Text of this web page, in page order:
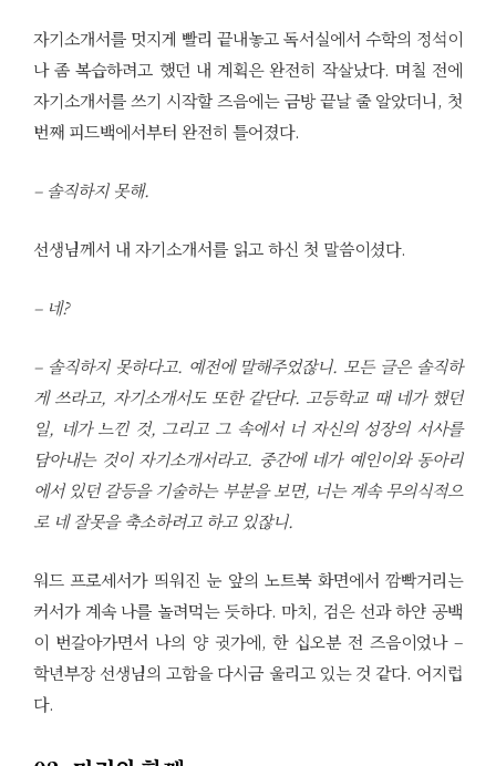
자기소개서를 멋지게 빨리 끝내놓고 독서실에서 수학의 정석이
나 좀 복습하려고 했던 내 계획은 완전히 작살났다. 며칠 전에
자기소개서를 쓰기 시작할 즈음에는 금방 끝날 줄 알았더니, 첫
번째 피드백에서부터 완전히 틀어졌다.
– 솔직하지 못해.
선생님께서 내 자기소개서를 읽고 하신 첫 말씀이셨다.
– 네?
– 솔직하지 못하다고. 예전에 말해주었잖니. 모든 글은 솔직하
게 쓰라고, 자기소개서도 또한 같단다. 고등학교 때 네가 했던
일, 네가 느낀 것, 그리고 그 속에서 너 자신의 성장의 서사를
담아내는 것이 자기소개서라고. 중간에 네가 예인이와 동아리
에서 있던 갈등을 기술하는 부분을 보면, 너는 계속 무의식적으
로 네 잘못을 축소하려고 하고 있잖니.
워드 프로세서가 띄워진 눈 앞의 노트북 화면에서 깜빡거리는
커서가 계속 나를 놀려먹는 듯하다. 마치, 검은 선과 하얀 공백
이 번갈아가면서 나의 양 귓가에, 한 십오분 전 즈음이었나 –
학년부장 선생님의 고함을 다시금 울리고 있는 것 같다. 어지럽
다.